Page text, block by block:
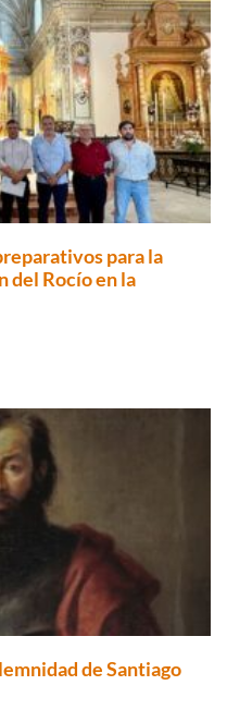
para la
del Rocío en la
de Santiago